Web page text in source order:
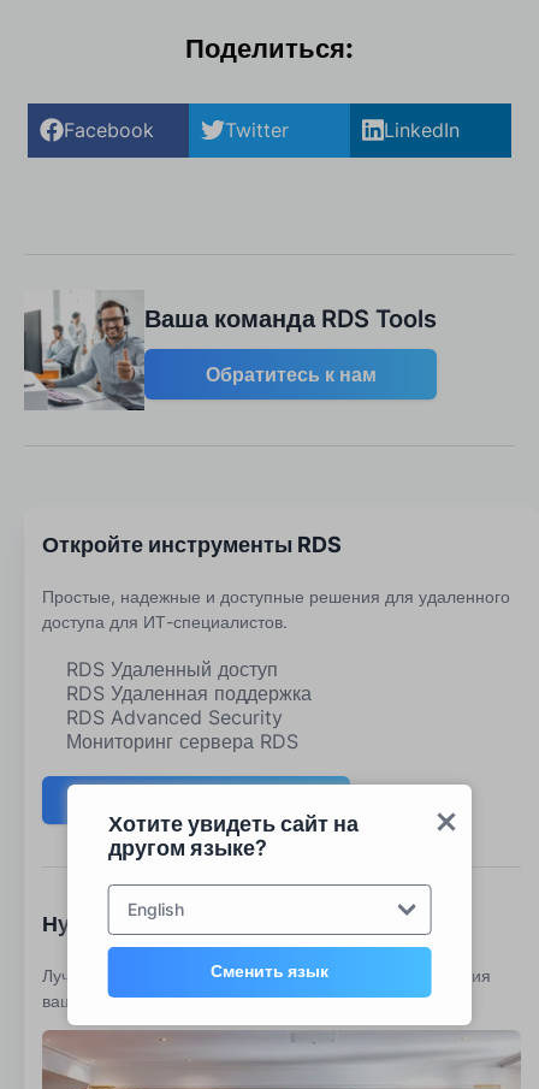
Хотите увидеть сайт на
другом языке?
English
Сменить язык
Поделиться:
Facebook Twitter LinkedIn
Ваша команда RDS Tools
Обратитесь к нам
Откройте инструменты RDS
Простые, надежные и доступные решения для удаленного
доступа для ИТ-специалистов.
RDS Удаленный доступ
RDS Удаленная поддержка
RDS Advanced Security
Мониторинг сервера RDS
Нужно поговорить с отделом продаж?
Лучший набор инструментов для лучшего обслуживания
ваших клиентов Microsoft RDS.